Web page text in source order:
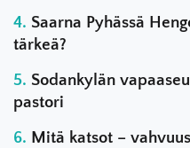
Saarna Pyhässä
tärkeä?
Sodankylän
pastori
Mitä katsot –